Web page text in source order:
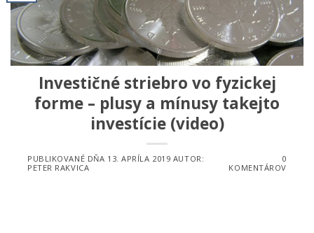
Investičné striebro vo fyzickej
forme – plusy a mínusy takejto
investície (video)
PUBLIKOVANÉ DŇA 13. APRÍLA 2019 AUTOR:
PETER RAKVICA
0
KOMENTÁROV